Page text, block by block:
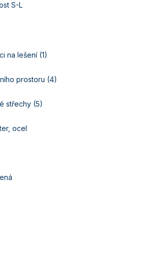
S-L
na lešení (1)
prostoru (4)
střechy (5)
ocel